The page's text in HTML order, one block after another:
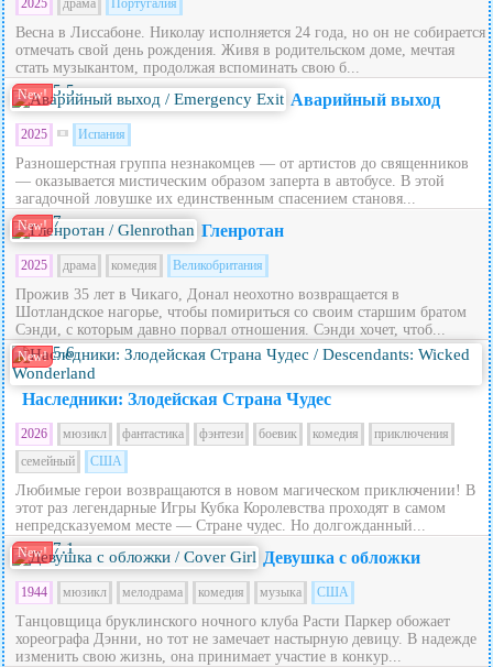
2025 драма Португалия
Весна в Лиссабоне. Николау исполняется 24 года, но он не собирается
отмечать свой день рождения. Живя в родительском доме, мечтая
стать музыкантом, продолжая вспоминать свою б...
New! 5.5 Аварийный выход
2025 Испания
Разношерстная группа незнакомцев — от артистов до священников
— оказывается мистическим образом заперта в автобусе. В этой
загадочной ловушке их единственным спасением становя...
New! 7 Гленротан
2025 драма комедия Великобритания
Прожив 35 лет в Чикаго, Донал неохотно возвращается в
Шотландское нагорье, чтобы помириться со своим старшим братом
Сэнди, с которым давно порвал отношения. Сэнди хочет, чтоб...
New! 5.6
Наследники: Злодейская Страна Чудес
2026 мюзикл фантастика фэнтези боевик комедия
приключения
семейный
США
Любимые герои возвращаются в новом магическом приключении! В
этот раз легендарные Игры Кубка Королевства проходят в самом
непредсказуемом месте — Стране чудес. Но долгожданный...
New! 7.1 Девушка с обложки
1944 мюзикл мелодрама комедия музыка США
Танцовщица бруклинского ночного клуба Расти Паркер обожает
хореографа Дэнни, но тот не замечает настырную девицу. В надежде
изменить свою жизнь, она принимает участие в конкур...